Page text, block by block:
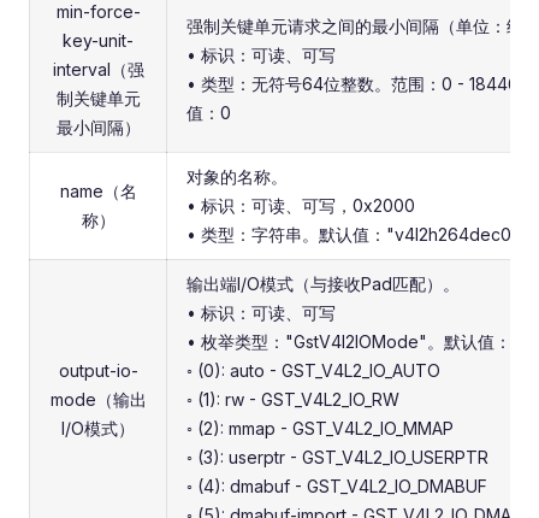
min-force-
key-unit-
interval（强
制关键单元
最小间隔）
强制关键单元请求之间的最小间隔（单位：纳
• 标识：可读、可写
• 类型：无符号64位整数。范围：0 -
值：0
name（名
称）
对象的名称。
• 标识：可读、可写，0x2000
• 类型：字符串。默认值："v4l2h264dec0"
output-io-
mode（输出
I/O模式）
输出端I/O模式（与接收Pad匹配）。
• 标识：可读、可写
• 枚举类型："GstV4l2IOMode"。默认值：0
◦ (0): auto - GST_V4L2_IO_AUTO
◦ (1): rw - GST_V4L2_IO_RW
◦ (2): mmap - GST_V4L2_IO_MMAP
◦ (3): userptr - GST_V4L2_IO_USERPTR
◦ (4): dmabuf - GST_V4L2_IO_DMABUF